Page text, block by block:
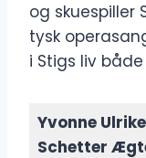
og skuespiller
tysk
i Stigs liv
Yvonne Ulrike
Schetter